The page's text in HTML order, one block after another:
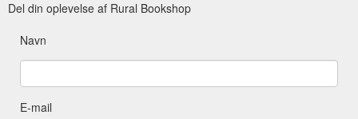
Del din oplevelse af Rural Bookshop
Navn
E-mail